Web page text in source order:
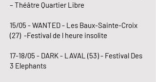
– Théâtre Quartier Libre
15/05 - WANTED - Les Baux-Sainte-Croix
(27) -Festival de l heure insolite
17-18/05 - DARK - LAVAL (53) - Festival Des
3 Elephants